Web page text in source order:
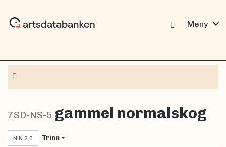
Meny expand_more
7SD-NS-5 gammel normalskog
NiN 2.0 Trinn